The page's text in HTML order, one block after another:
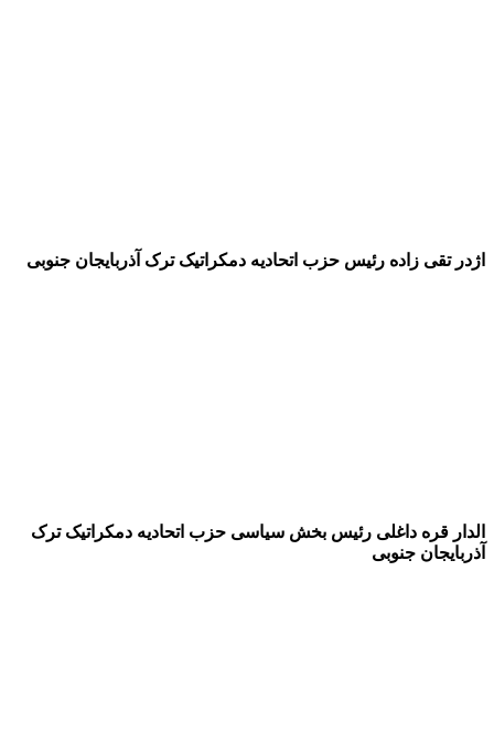
اژدر تقی زاده رئیس حزب اتحادیه دمکراتیک ترک آذربایجان جنوبی
الدار قره داغلی رئیس بخش سیاسی حزب اتحادیه دمکراتیک ترک
آذربایجان جنوبی